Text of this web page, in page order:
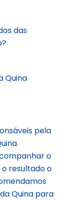
das
Quina
pela
o
resultado o
Quina para